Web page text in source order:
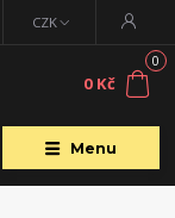
Menu
CZK
0
0 Kč